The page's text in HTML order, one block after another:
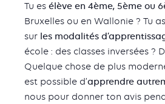
Tu es élève en 4ème, 5ème ou
Bruxelles ou en Wallonie ? Tu
sur les modalités
école : des classes inversées ?
Quelque chose de plus
est possible d’apprendre
nous pour donner ton avis